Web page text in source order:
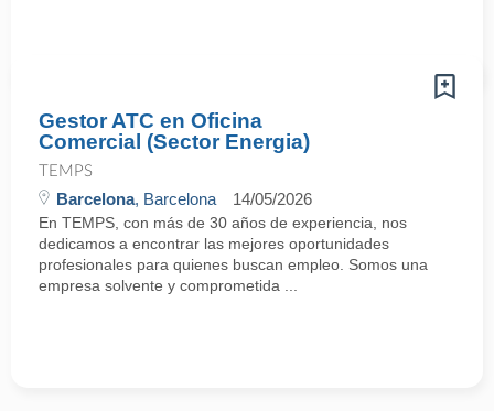
Gestor ATC en Oficina
Comercial (Sector Energia)
TEMPS
Barcelona, Barcelona 14/05/2026
En TEMPS, con más de 30 años de experiencia, nos
dedicamos a encontrar las mejores oportunidades
profesionales para quienes buscan empleo. Somos una
empresa solvente y comprometida ...